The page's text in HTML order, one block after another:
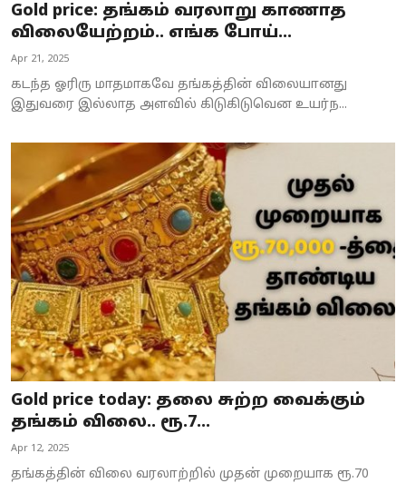
Gold price: தங்கம் வரலாறு காணாத
விலையேற்றம்.. எங்க போய்...
Apr 21, 2025
கடந்த ஓரிரு மாதமாகவே தங்கத்தின் விலையானது
இதுவரை இல்லாத அளவில் கிடுகிடுவென உயர்ந...
Gold price today: தலை சுற்ற வைக்கும்
தங்கம் விலை.. ரூ.7...
Apr 12, 2025
தங்கத்தின் விலை வரலாற்றில் முதன் முறையாக ரூ.70